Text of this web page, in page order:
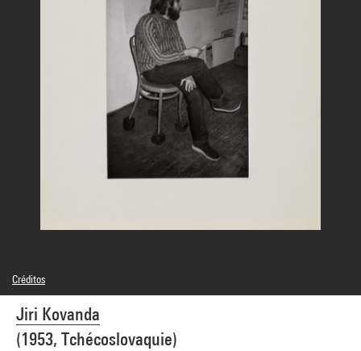
Jiri Kovanda
(1953, Tchécoslovaquie)
Créditos
© Jiri Kovanda
Créditos fotográficos : Centre Pompidou, MNAM-CCI/Georges Meguerditchian/Dist.
GrandPalaisRmn
Referencia de la imagen : 4N04333